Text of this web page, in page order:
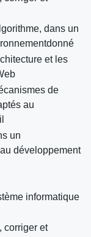
dans un
et les
de
au
un
développement
informatique
corriger et